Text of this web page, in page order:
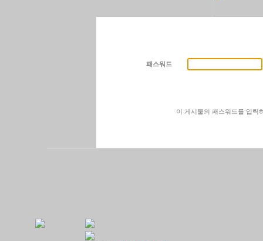
패스워드
이 게시물의 패스워드를 입력